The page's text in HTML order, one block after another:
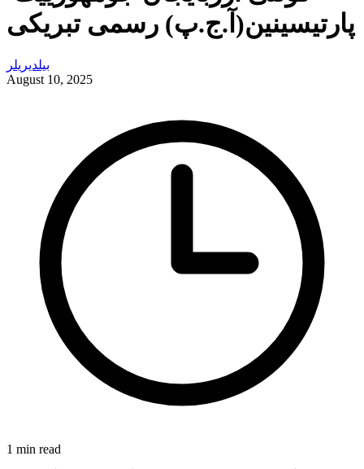
پارتیسینین(آ.ج.پ) رسمی تبریکی
بیلدیریلر
August 10, 2025
1 min read